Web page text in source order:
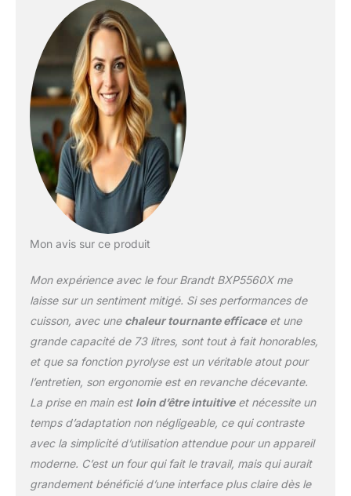
Mon avis sur ce produit
Mon expérience avec le four Brandt BXP5560X me
laisse sur un sentiment mitigé. Si ses performances de
cuisson, avec une chaleur tournante efficaceet une
grande capacité de 73 litres, sont tout à fait honorables,
et que sa fonction pyrolyse est un véritable atout pour
l’entretien, son ergonomie est en revanche décevante.
La prise en main est loin d’être intuitiveet nécessite un
temps d’adaptation non négligeable, ce qui contraste
avec la simplicité d’utilisation attendue pour un appareil
moderne. C’est un four qui fait le travail, mais qui aurait
grandement bénéficié d’une interface plus claire dès le